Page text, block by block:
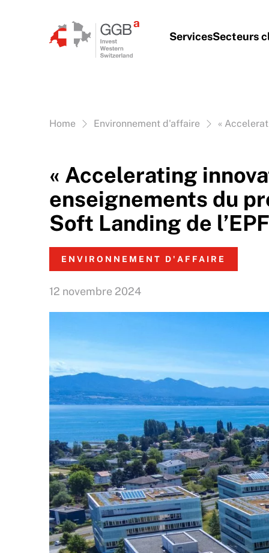
ServicesSecteurs
Vous êtes ici:
Home Environnement d'affaire «
« Accelerating
enseignements du
Soft Landing de
ENVIRONNEMENT D'AFFAIRE
12 novembre 2024